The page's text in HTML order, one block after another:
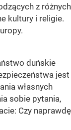
z różnych
kultury i religie.
duńskie
jest
własnych
sobie pytania,
Czy naprawdę